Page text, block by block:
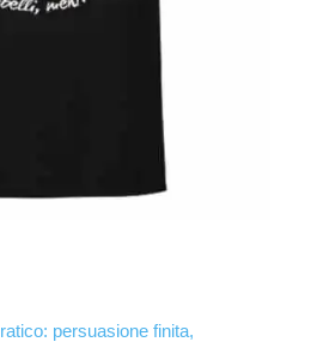
persuasione finita,